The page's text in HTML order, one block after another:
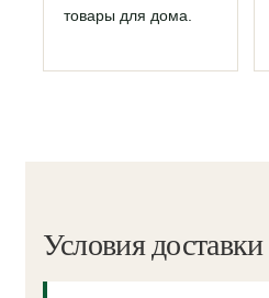
товары для дома.
Условия доставки